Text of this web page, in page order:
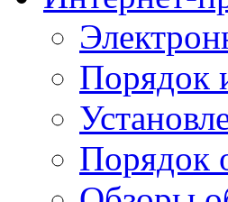
Порядок
Порядок